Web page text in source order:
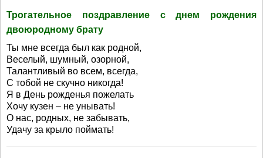
Трогательное поздравление с днем рождения
двоюродному брату
Ты мне всегда был как родной,
Веселый, шумный, озорной,
Талантливый во всем, всегда,
С тобой не скучно никогда!
Я в День рожденья пожелать
Хочу кузен – не унывать!
О нас, родных, не забывать,
Удачу за крыло поймать!